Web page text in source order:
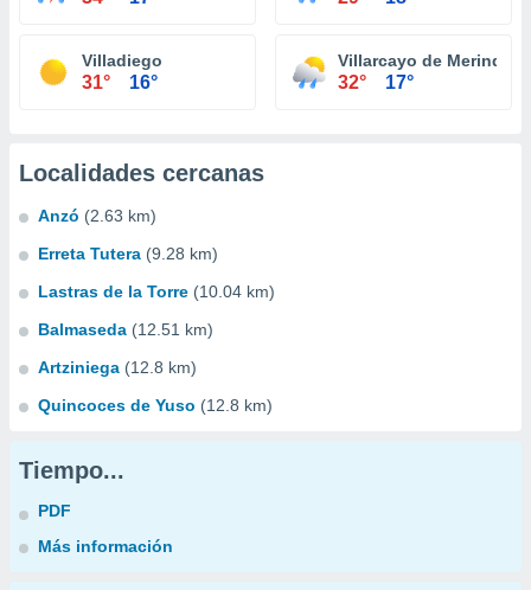
Villadiego
31° 16°
Villarcayo de Merindad
32° 17°
Localidades cercanas
Anzó (2.63 km)
Erreta Tutera (9.28 km)
Lastras de la Torre (10.04 km)
Balmaseda (12.51 km)
Artziniega (12.8 km)
Quincoces de Yuso (12.8 km)
Tiempo...
PDF
Más información